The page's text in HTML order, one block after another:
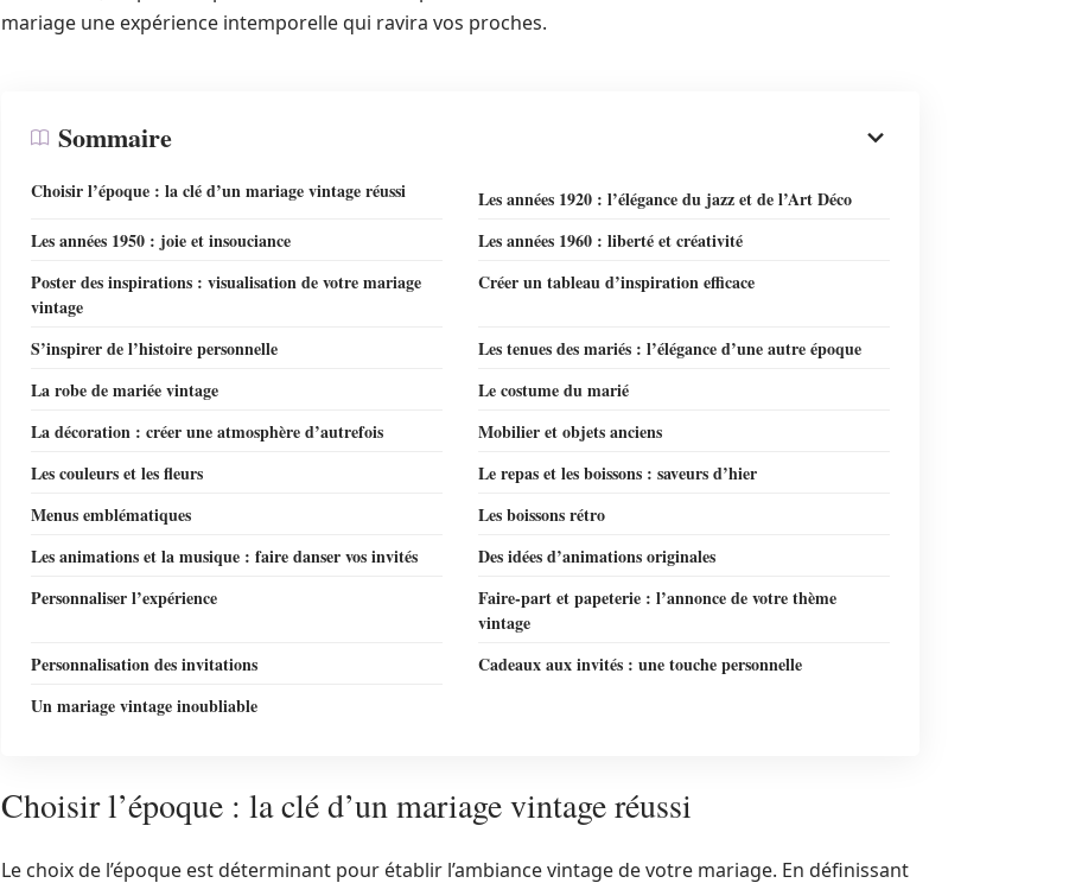
mariage une expérience intemporelle qui ravira vos proches.
Sommaire
Choisir l’époque : la clé d’un mariage vintage réussi
Les années 1920 : l’élégance du jazz et de l’Art Déco
Les années 1950 : joie et insouciance
Les années 1960 : liberté et créativité
Poster des inspirations : visualisation de votre mariage
vintage
Créer un tableau d’inspiration efficace
S’inspirer de l’histoire personnelle
Les tenues des mariés : l’élégance d’une autre époque
La robe de mariée vintage
Le costume du marié
La décoration : créer une atmosphère d’autrefois
Mobilier et objets anciens
Les couleurs et les fleurs
Le repas et les boissons : saveurs d’hier
Menus emblématiques
Les boissons rétro
Les animations et la musique : faire danser vos invités
Des idées d’animations originales
Personnaliser l’expérience
Faire-part et papeterie : l’annonce de votre thème
vintage
Personnalisation des invitations
Cadeaux aux invités : une touche personnelle
Un mariage vintage inoubliable
Choisir l’époque : la clé d’un mariage vintage réussi
Le choix de l’époque est déterminant pour établir l’ambiance vintage de votre mariage. En définissant